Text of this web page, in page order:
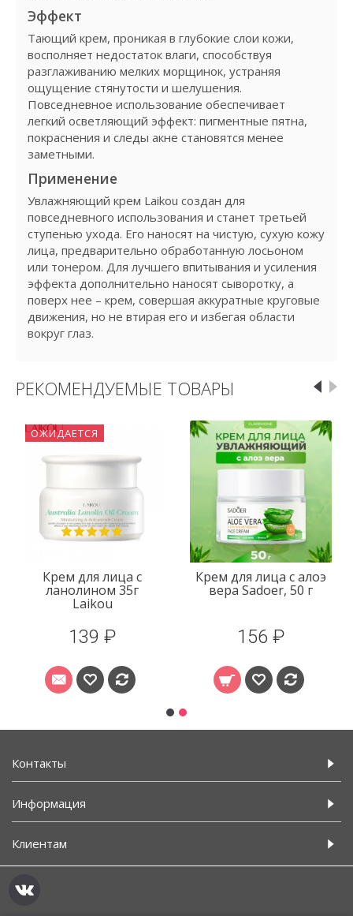
Эффект
Тающий крем, проникая в глубокие слои кожи,
восполняет недостаток влаги, способствуя
разглаживанию мелких морщинок, устраняя
ощущение стянутости и шелушения.
Повседневное использование обеспечивает
легкий осветляющий эффект: пигментные пятна,
покраснения и следы акне становятся менее
заметными.
Применение
Увлажняющий крем Laikou создан для
повседневного использования и станет третьей
ступенью ухода. Его наносят на чистую, сухую кожу
лица, предварительно обработанную лосьоном
или тонером. Для лучшего впитывания и усиления
эффекта дополнительно наносят сыворотку, а
поверх нее – крем, совершая аккуратные круговые
движения, но не втирая его и избегая области
вокруг глаз.
РЕКОМЕНДУЕМЫЕ ТОВАРЫ
ОЖИДАЕТСЯ
Крем для лица с
ланолином 35г
Laikou
139 ₽
Крем для лица с алоэ
вера Sadoer, 50 г
156 ₽
Контакты
Информация
Клиентам